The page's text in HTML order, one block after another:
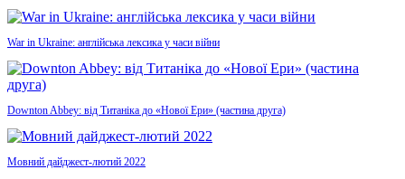
War in Ukraine: англійська лексика у часи війни
Downton Abbey: від Титаніка до «Нової Ери» (частина друга)
Мовний дайджест-лютий 2022